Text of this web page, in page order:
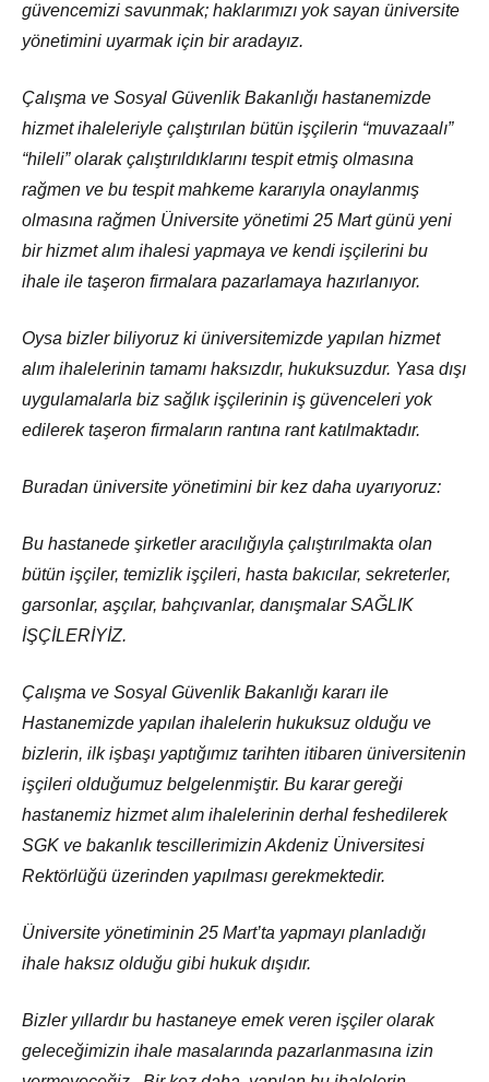
güvencemizi savunmak; haklarımızı yok sayan üniversite
yönetimini uyarmak için bir aradayız.
Çalışma ve Sosyal Güvenlik Bakanlığı hastanemizde
hizmet ihaleleriyle çalıştırılan bütün işçilerin “muvazaalı”
“hileli” olarak çalıştırıldıklarını tespit etmiş olmasına
rağmen ve bu tespit mahkeme kararıyla onaylanmış
olmasına rağmen Üniversite yönetimi 25 Mart günü yeni
bir hizmet alım ihalesi yapmaya ve kendi işçilerini bu
ihale ile taşeron firmalara pazarlamaya hazırlanıyor.
Oysa bizler biliyoruz ki üniversitemizde yapılan hizmet
alım ihalelerinin tamamı haksızdır, hukuksuzdur. Yasa dışı
uygulamalarla biz sağlık işçilerinin iş güvenceleri yok
edilerek taşeron firmaların rantına rant katılmaktadır.
Buradan üniversite yönetimini bir kez daha uyarıyoruz:
Bu hastanede şirketler aracılığıyla çalıştırılmakta olan
bütün işçiler, temizlik işçileri, hasta bakıcılar, sekreterler,
garsonlar, aşçılar, bahçıvanlar, danışmalar SAĞLIK
İŞÇİLERİYİZ.
Çalışma ve Sosyal Güvenlik Bakanlığı kararı ile
Hastanemizde yapılan ihalelerin hukuksuz olduğu ve
bizlerin, ilk işbaşı yaptığımız tarihten itibaren üniversitenin
işçileri olduğumuz belgelenmiştir. Bu karar gereği
hastanemiz hizmet alım ihalelerinin derhal feshedilerek
SGK ve bakanlık tescillerimizin Akdeniz Üniversitesi
Rektörlüğü üzerinden yapılması gerekmektedir.
Üniversite yönetiminin 25 Mart’ta yapmayı planladığı
ihale haksız olduğu gibi hukuk dışıdır.
Bizler yıllardır bu hastaneye emek veren işçiler olarak
geleceğimizin ihale masalarında pazarlanmasına izin